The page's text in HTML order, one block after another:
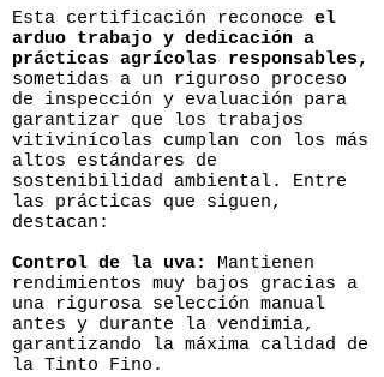
Esta certificación reconoce el
arduo trabajo y dedicación a
prácticas agrícolas responsables,
sometidas a un riguroso proceso
de inspección y evaluación para
garantizar que los trabajos
vitivinícolas cumplan con los más
altos estándares de
sostenibilidad ambiental. Entre
las prácticas que siguen,
destacan:
Control de la uva:
Mantienen
rendimientos muy bajos gracias a
una rigurosa selección manual
antes y durante la vendimia,
garantizando la máxima calidad de
la Tinto Fino.